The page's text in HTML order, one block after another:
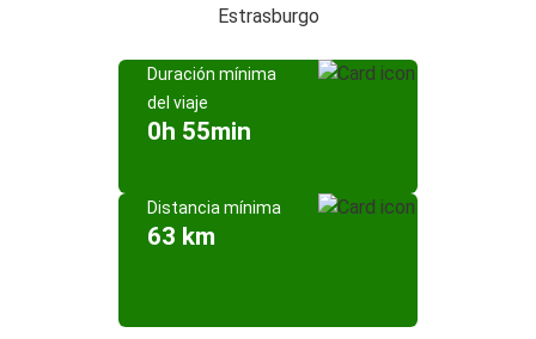
Estrasburgo
Duración mínima
del viaje
0h 55min
Distancia mínima
63 km